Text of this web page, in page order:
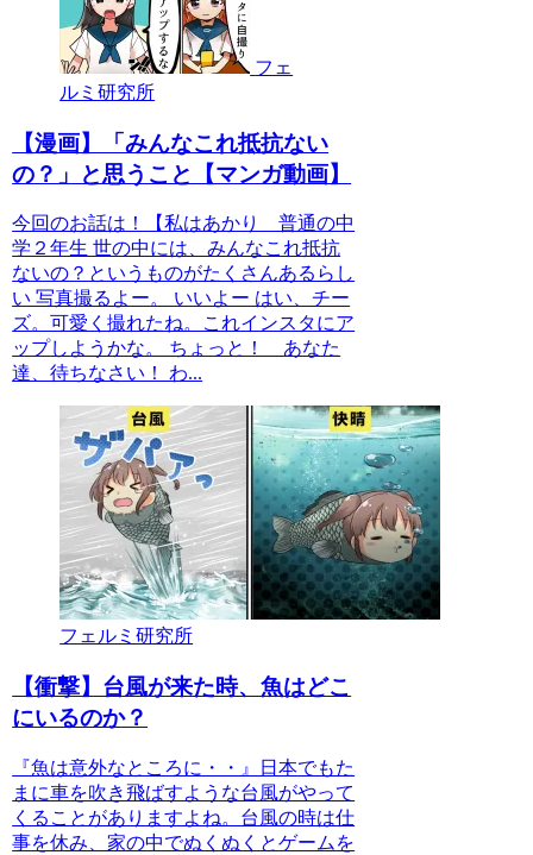
フェ
ルミ研究所
【漫画】「みんなこれ抵抗ない
の？」と思うこと【マンガ動画】
今回のお話は！【私はあかり 普通の中
学２年生 世の中には、みんなこれ抵抗
ないの？というものがたくさんあるらし
い 写真撮るよー。 いいよー はい、チー
ズ。可愛く撮れたね。これインスタにア
ップしようかな。 ちょっと！ あなた
達、待ちなさい！ わ...
フェルミ研究所
【衝撃】台風が来た時、魚はどこ
にいるのか？
『魚は意外なところに・・』日本でもた
まに車を吹き飛ばすような台風がやって
くることがありますよね。台風の時は仕
事を休み、家の中でぬくぬくとゲームを